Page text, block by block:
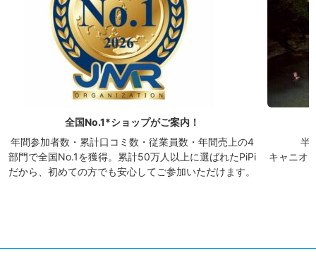
全国No.1*ショップがご案内！
年間参加者数・累計口コミ数・従業員数・年間売上の4
部門で全国No.1を獲得。累計50万人以上に選ばれたPiPi
だから、初めての方でも安心してご参加いただけます。
半
キャニオ